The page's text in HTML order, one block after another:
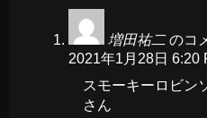
増田祐二 のコ
2021年1月28日 6:20
スモーキーロビン
さん